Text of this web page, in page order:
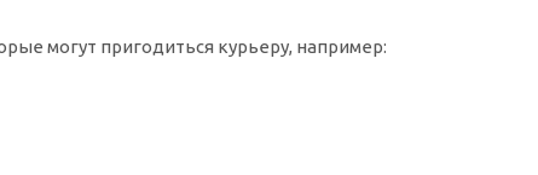
могут пригодиться курьеру, например: